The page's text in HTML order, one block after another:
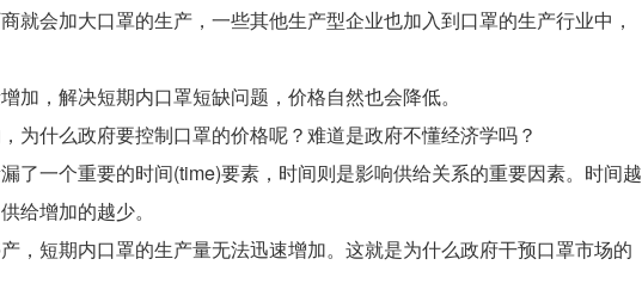
就会加大口罩的生产，一些其他生产型企业也加入到口罩的生产行业中，
加，解决短期内口罩短缺问题，价格自然也会降低。
为什么政府要控制口罩的价格呢？难道是政府不懂经济学吗？
了一个重要的时间(time)要素，时间则是影响供给关系的重要因素。时间越
给增加的越少。
，短期内口罩的生产量无法迅速增加。这就是为什么政府干预口罩市场的